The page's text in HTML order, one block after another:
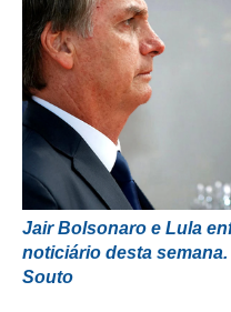
Jair Bolsonaro e Lula
noticiário desta
Souto